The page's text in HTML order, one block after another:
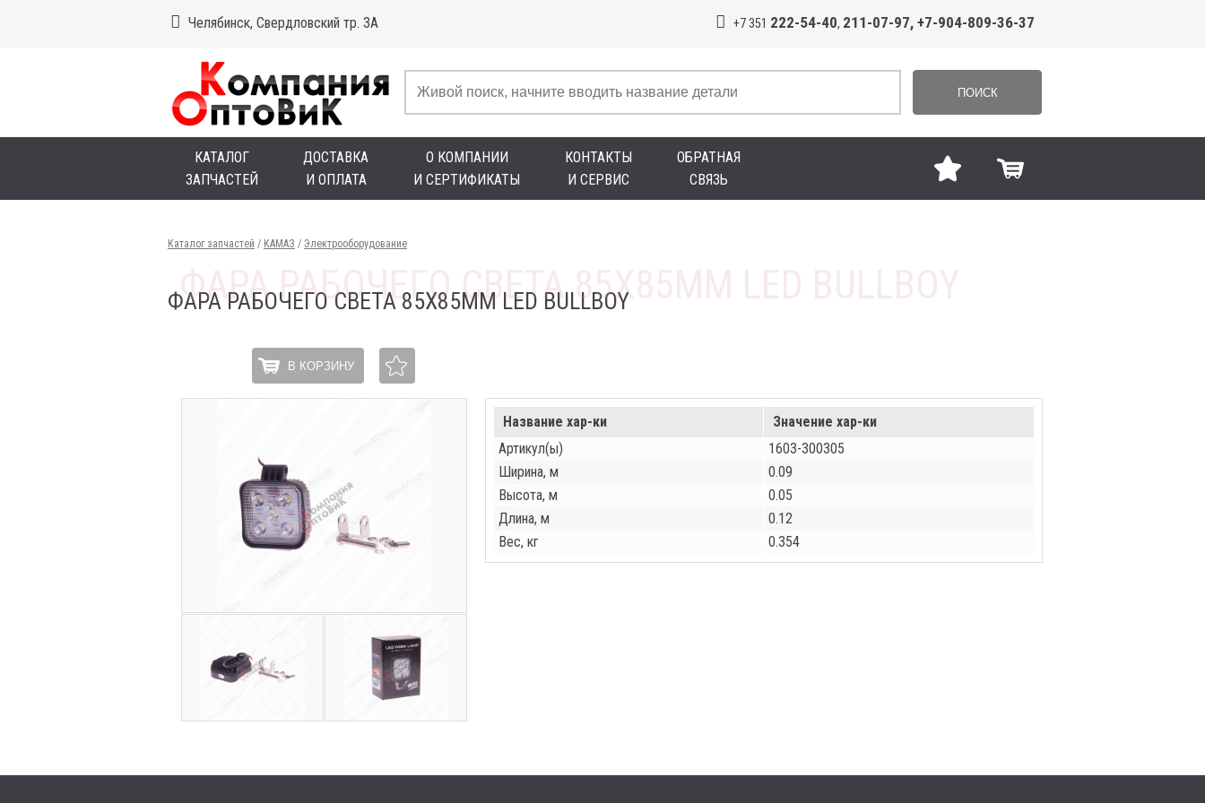
Челябинск, Свердловский тр. 3А +7 351 222-54-40, 211-07-97, +7-904-809-36-37
ПОИСК
КАТАЛОГ
ЗАПЧАСТЕЙ
ДОСТАВКА
И ОПЛАТА
О КОМПАНИИ
И СЕРТИФИКАТЫ
КОНТАКТЫ
И СЕРВИС
ОБРАТНАЯ
СВЯЗЬ
Каталог запчастей / КАМАЗ / Электрооборудование
ФАРА РАБОЧЕГО СВЕТА 85Х85ММ LED BULLBOY
В КОРЗИНУ
Название хар-ки
Значение хар-ки
Артикул(ы)
1603-300305
Ширина, м
0.09
Высота, м
0.05
Длина, м
0.12
Вес, кг
0.354